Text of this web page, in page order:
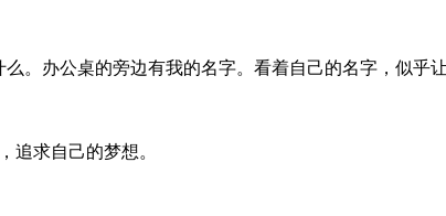
。办公桌的旁边有我的名字。看着自己的名字，似乎
追求自己的梦想。